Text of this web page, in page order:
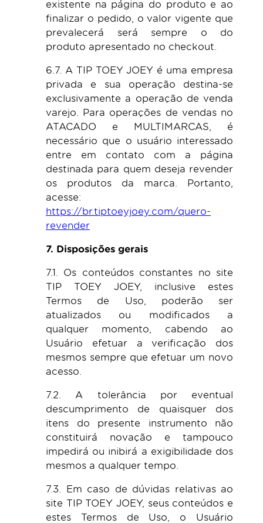
existente na página do produto e ao
finalizar o pedido, o valor vigente que
prevalecerá será sempre o do
produto apresentado no checkout.
6.7. A TIP TOEY JOEY é uma empresa
privada e sua operação destina-se
exclusivamente a operação de venda
varejo. Para operações de vendas no
ATACADO e MULTIMARCAS, é
necessário que o usuário interessado
entre em contato com a página
destinada para quem deseja revender
os produtos da marca. Portanto,
acesse:
https://br.tiptoeyjoey.com/quero-
revender
7. Disposições gerais
7.1. Os conteúdos constantes no site
TIP TOEY JOEY, inclusive estes
Termos de Uso, poderão ser
atualizados ou modificados a
qualquer momento, cabendo ao
Usuário efetuar a verificação dos
mesmos sempre que efetuar um novo
acesso.
7.2. A tolerância por eventual
descumprimento de quaisquer dos
itens do presente instrumento não
constituirá novação e tampouco
impedirá ou inibirá a exigibilidade dos
mesmos a qualquer tempo.
7.3. Em caso de dúvidas relativas ao
site TIP TOEY JOEY, seus conteúdos e
estes Termos de Uso, o Usuário